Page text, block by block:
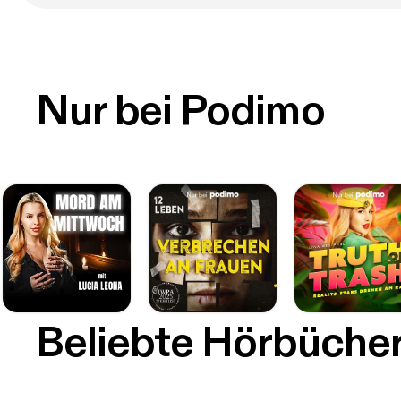
Nur bei Podimo
Beliebte